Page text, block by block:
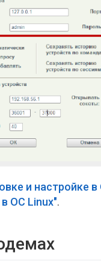
и настройке
ОС Linux".